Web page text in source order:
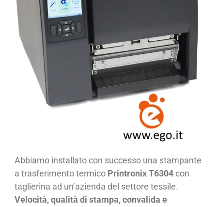
Abbiamo installato con successo una stampante
a trasferimento termico Printronix T6304 con
taglierina ad un’azienda del settore tessile.
Velocità, qualità di stampa, convalida e